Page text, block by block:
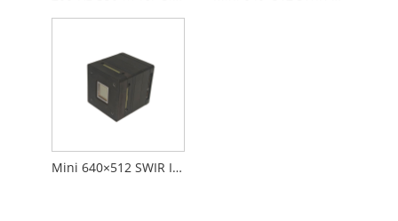
Mini 640×512 SWIR InGaAs-Kameras